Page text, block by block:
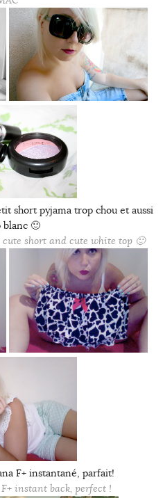
short pyjama trop chou et aussi
blanc 🙂
short and cute white top 🙂
F+ instantané, parfait!
instant back, perfect !